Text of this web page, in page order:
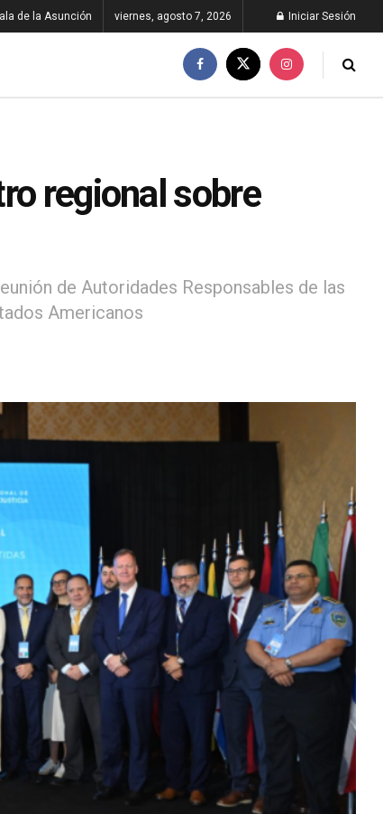
de la Asunción viernes, agosto 7, 2026 Iniciar Sesión
regional sobre
de Autoridades Responsables de las
Americanos